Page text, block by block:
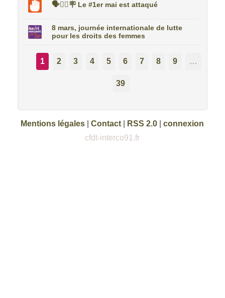
🗣️✊🏼🪧 Le #1er mai est attaqué
8 mars, journée internationale de lutte
pour les droits des femmes
1 2 3 4 5 6 7 8 9 …
39
Mentions légales |Contact RSS 2.0 |connexion
cfdt-interco91.fr